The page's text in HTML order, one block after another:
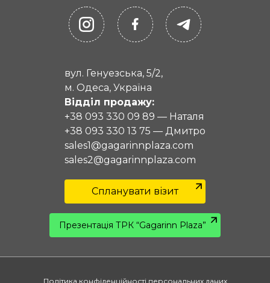
вул. Генуезська, 5/2,
м. Одеса, Україна
Відділ продажу:
+38 093 330 09 89 — Наталя
+38 093 330 13 75 — Дмитро
sales1@gagarinnplaza.com
sales2@gagarinnplaza.com
Спланувати візит
Презентація ТРК “Gagarinn Plaza”
Політика конфіденційності персональних даних